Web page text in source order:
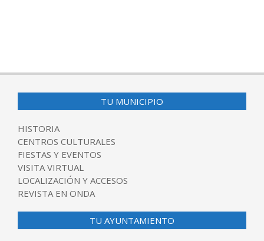
TU MUNICIPIO
HISTORIA
CENTROS CULTURALES
FIESTAS Y EVENTOS
VISITA VIRTUAL
LOCALIZACIÓN Y ACCESOS
REVISTA EN ONDA
TU AYUNTAMIENTO